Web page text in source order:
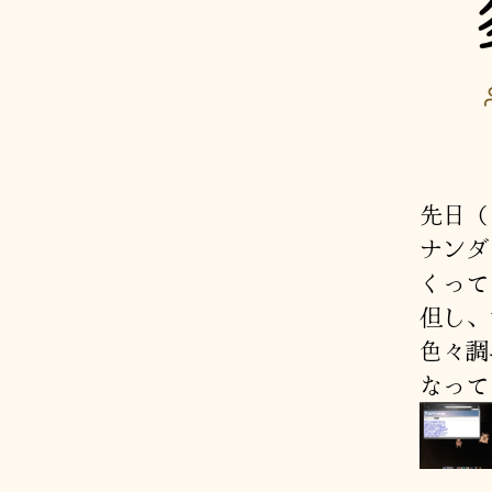
先日
ナン
くっ
但し
色々
なっ